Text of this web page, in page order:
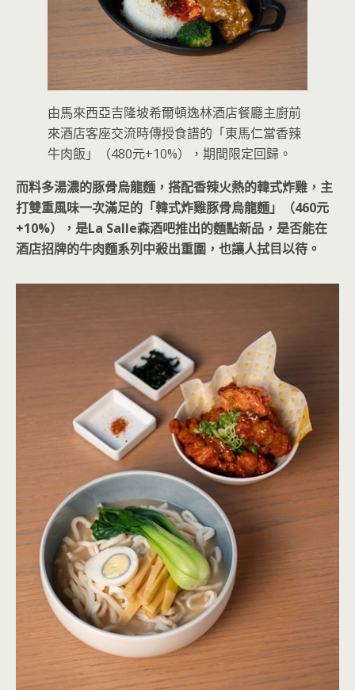
由馬來西亞吉隆坡希爾頓逸林酒店餐廳主廚前
來酒店客座交流時傳授食譜的「東馬仁當香辣
牛肉飯」（480元+10%），期間限定回歸。
而料多湯濃的豚骨烏龍麵，搭配香辣火熱的韓式炸雞，主
打雙重風味一次滿足的「韓式炸雞豚骨烏龍麵」（460元
+10%），是La Salle森酒吧推出的麵點新品，是否能在
酒店招牌的牛肉麵系列中殺出重圍，也讓人拭目以待。